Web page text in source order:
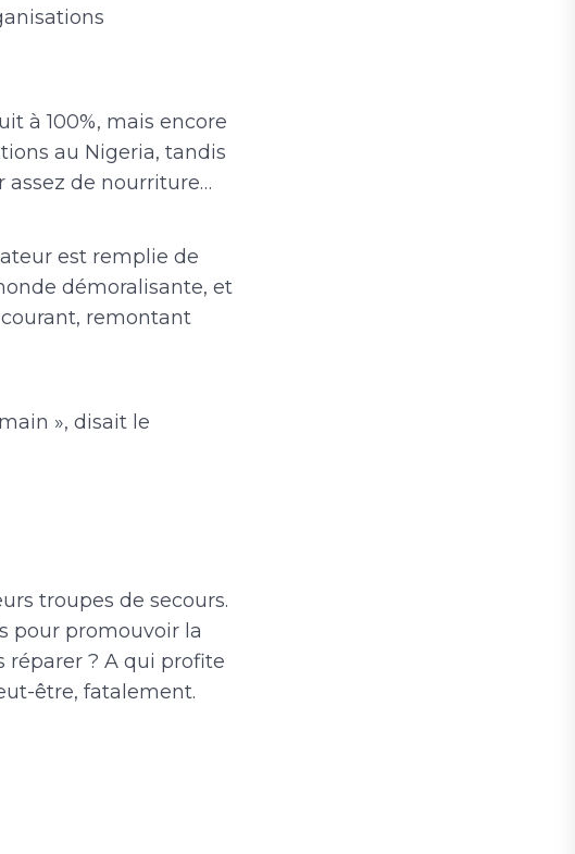
à 100%, mais encore
au Nigeria, tandis
assez de nourriture…
est remplie de
démoralisante, et
courant, remontant
», disait le
troupes de secours.
pour promouvoir la
réparer ? A qui profite
être, fatalement.